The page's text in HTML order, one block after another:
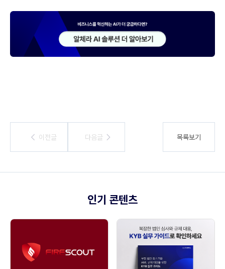
이전글
이전글 다음글
다음글 목록보기
인기 콘텐츠